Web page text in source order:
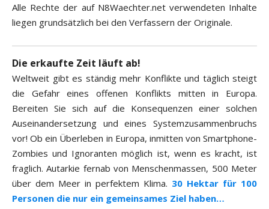
Alle Rechte der auf N8Waechter.net verwendeten Inhalte
liegen grundsätzlich bei den Verfassern der Originale.
Die erkaufte Zeit läuft ab!
Weltweit gibt es ständig mehr Konflikte und täglich steigt
die Gefahr eines offenen Konflikts mitten in Europa.
Bereiten Sie sich auf die Konsequenzen einer solchen
Auseinandersetzung und eines Systemzusammenbruchs
vor! Ob ein Überleben in Europa, inmitten von Smartphone-
Zombies und Ignoranten möglich ist, wenn es kracht, ist
fraglich. Autarkie fernab von Menschenmassen, 500 Meter
über dem Meer in perfektem Klima. 30 Hektar für 100
Personen die nur ein gemeinsames Ziel haben…